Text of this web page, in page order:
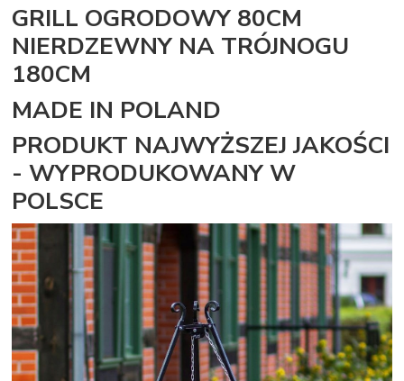
GRILL OGRODOWY 80CM
NIERDZEWNY NA TRÓJNOGU
180CM
MADE IN POLAND
PRODUKT NAJWYŻSZEJ JAKOŚCI
- WYPRODUKOWANY W
POLSCE